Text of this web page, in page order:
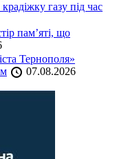
газу під час
пам’яті, що
Тернополя»
07.08.2026